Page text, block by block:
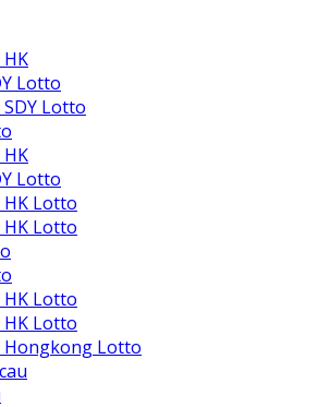
Lotto
Lotto
Lotto
Lotto
Lotto
Lotto
Lotto
Hongkong Lotto